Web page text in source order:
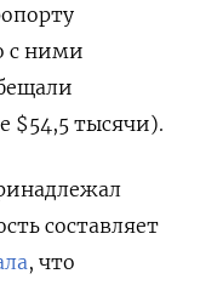
с ними
$54,5 тысячи).
составляет
, что